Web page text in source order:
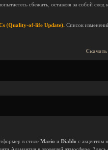
сбежать, оставляя за собой след
(Quality-of-life Update). Список
в стиле Mario и Diablo с акцентом